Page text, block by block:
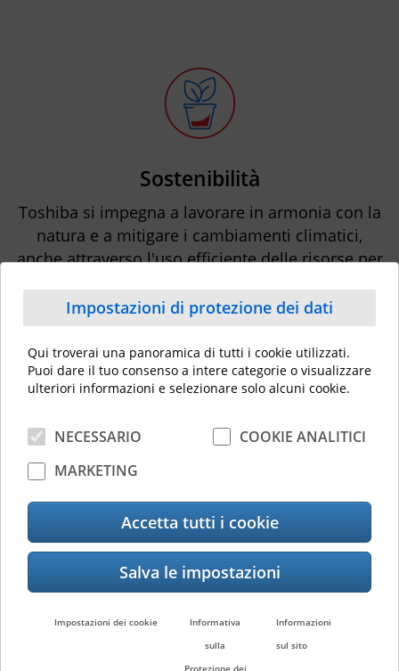
Sostenibilità
Toshiba si impegna a lavorare in armonia con la
natura e a mitigare i cambiamenti climatici,
anche attraverso l'uso efficiente delle risorse per
Prodotti in evidenza
Impostazioni di protezione dei dati
Qui troverai una panoramica di tutti i cookie utilizzati.
Puoi dare il tuo consenso a intere categorie o visualizzare
ulteriori informazioni e selezionare solo alcuni cookie.
NECESSARIO
COOKIE ANALITICI
MARKETING
Accetta tutti i cookie
Impostazioni dei cookie
Informativa
sulla
Protezione dei
Informazioni
sul sito